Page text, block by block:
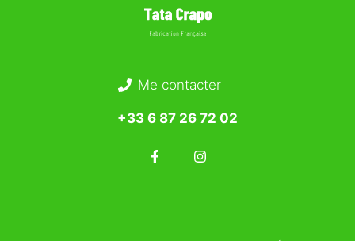
Me contacter
+33 6 87 26 72 02